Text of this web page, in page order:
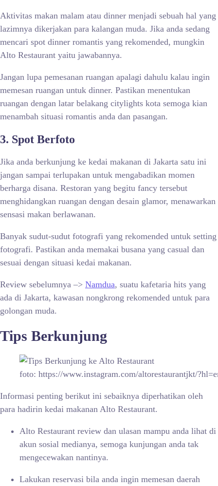
Aktivitas makan malam atau dinner menjadi sebuah hal yang
lazimnya dikerjakan para kalangan muda. Jika anda sedang
mencari spot dinner romantis yang rekomended, mungkin
Alto Restaurant yaitu jawabannya.
Jangan lupa pemesanan ruangan apalagi dahulu kalau ingin
memesan ruangan untuk dinner. Pastikan menentukan
ruangan dengan latar belakang citylights kota semoga kian
menambah situasi romantis anda dan pasangan.
3. Spot Berfoto
Jika anda berkunjung ke kedai makanan di Jakarta satu ini
jangan sampai terlupakan untuk mengabadikan momen
berharga disana. Restoran yang begitu fancy tersebut
menghidangkan ruangan dengan desain glamor, menawarkan
sensasi makan berlawanan.
Banyak sudut-sudut fotografi yang rekomended untuk setting
fotografi. Pastikan anda memakai busana yang casual dan
sesuai dengan situasi kedai makanan.
Review sebelumnya –> Namdua, suatu kafetaria hits yang
ada di Jakarta, kawasan nongkrong rekomended untuk para
golongan muda.
Tips Berkunjung
foto: https://www.instagram.com/altorestaurantjkt/
Informasi penting berikut ini sebaiknya diperhatikan oleh
para hadirin kedai makanan Alto Restaurant.
Alto Restaurant review dan ulasan mampu anda lihat di
akun sosial medianya, semoga kunjungan anda tak
mengecewakan nantinya.
Lakukan reservasi bila anda ingin memesan daerah